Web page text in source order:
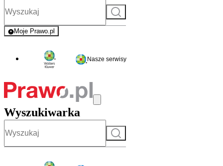
Szukaj
Moje Prawo.pl
- rejestracja i logowanie do serwisu
Nasze serwisy
Wyszukiwarka
Szukaj